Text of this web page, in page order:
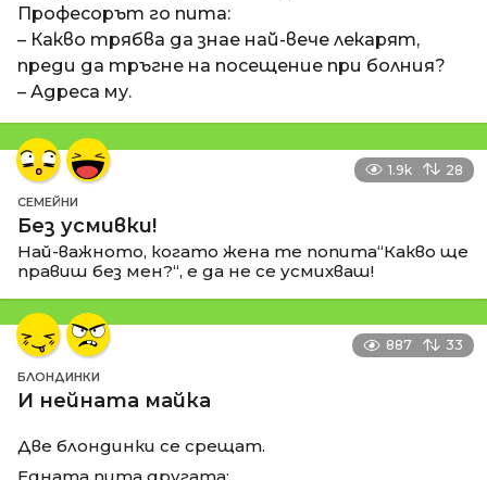
Професорът го пита:
– Какво трябва да знае най-вече лекарят,
преди да тръгне на посещение при болния?
– Адреса му.
1.9k 28
СЕМЕЙНИ
Без усмивки!
Най-важното, когато жена те попита“Какво ще
правиш без мен?“, е да не се усмихваш!
887 33
БЛОНДИНКИ
И нейната майка
Две блондинки се срещат.